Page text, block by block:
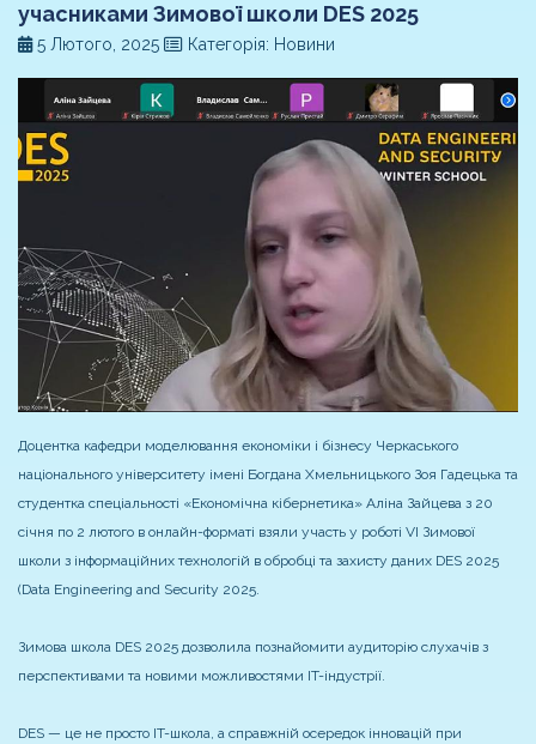
учасниками Зимової школи DES 2025
5 Лютого, 2025 Категорія: Новини
Доцентка кафедри моделювання економіки і бізнесу Черкаського
національного університету імені Богдана Хмельницького Зоя Гадецька та
студентка спеціальності «Економічна кібернетика» Аліна Зайцева з 20
січня по 2 лютого в онлайн-форматі взяли участь у роботі VI Зимової
школи з інформаційних технологій в обробці та захисту даних DES 2025
(Data Engineering and Security 2025.
Зимова школа DES 2025 дозволила познайомити аудиторію слухачів з
перспективами та новими можливостями IT-індустрії.
DES — це не просто IT-школа, а справжній осередок інновацій при